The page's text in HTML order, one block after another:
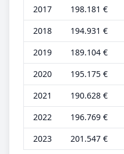
2017
198.181 €
2018
194.931 €
2019
189.104 €
2020
195.175 €
2021
190.628 €
2022
196.769 €
2023
201.547 €